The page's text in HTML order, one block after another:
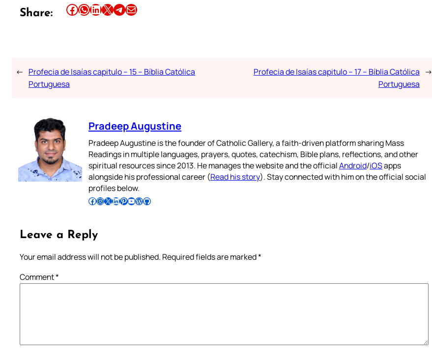
Share: Share this article on Facebook Share this article on WhatsApp Share this article on LinkedIn Share this article on X Share this article on TelegramEmail this Article
← Profecia de Isaías capitulo – 15 – Bíblia Católica
Portuguesa
Profecia de Isaías capitulo – 17 – Bíblia Católica
Portuguesa
→
Pradeep Augustine
Pradeep Augustine is the founder of Catholic Gallery, a faith-driven platform sharing Mass
Readings in multiple languages, prayers, quotes, catechism, Bible plans, reflections, and other
spiritual resources since 2013. He manages the website and the officialAndroid/iOSapps
alongside his professional career (Read his story). Stay connected with him on the official social
profiles below.
Follow Pradeep on Facebook Follow Pradeep on InstagramFollow Pradeep on X Follow Pradeep on LinkedIn Follow Pradeep on Pinterest Subscribe to Pradeep’s Youtube Channel Follow Pradeep on WordPress Follow Pradeep on GitHub
Leave a Reply
Your email address will not be published. Required fields are marked*
Comment*